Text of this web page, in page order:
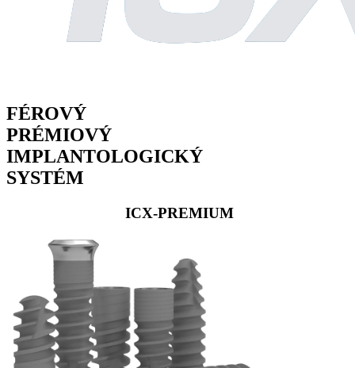
FÉROVÝ
PRÉMIOVÝ
IMPLANTOLOGICKÝ
SYSTÉM
ICX-PREMIUM